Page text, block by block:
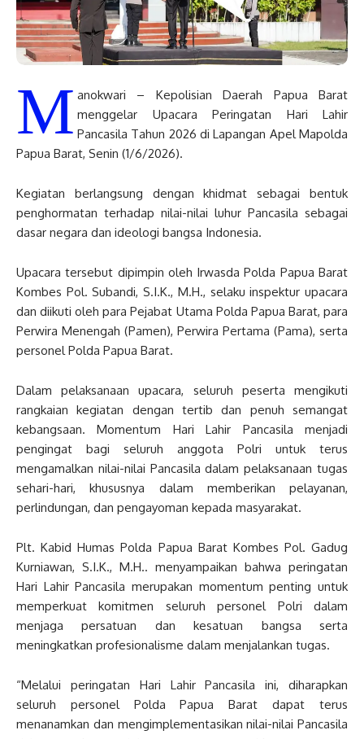
M anokwari – Kepolisian Daerah Papua Barat
menggelar Upacara Peringatan Hari Lahir
Pancasila Tahun 2026 di Lapangan Apel Mapolda
Papua Barat, Senin (1/6/2026).
Kegiatan berlangsung dengan khidmat sebagai bentuk
penghormatan terhadap nilai-nilai luhur Pancasila sebagai
dasar negara dan ideologi bangsa Indonesia.
Upacara tersebut dipimpin oleh Irwasda Polda Papua Barat
Kombes Pol. Subandi, S.I.K., M.H., selaku inspektur upacara
dan diikuti oleh para Pejabat Utama Polda Papua Barat, para
Perwira Menengah (Pamen), Perwira Pertama (Pama), serta
personel Polda Papua Barat.
Dalam pelaksanaan upacara, seluruh peserta mengikuti
rangkaian kegiatan dengan tertib dan penuh semangat
kebangsaan. Momentum Hari Lahir Pancasila menjadi
pengingat bagi seluruh anggota Polri untuk terus
mengamalkan nilai-nilai Pancasila dalam pelaksanaan tugas
sehari-hari, khususnya dalam memberikan pelayanan,
perlindungan, dan pengayoman kepada masyarakat.
Plt. Kabid Humas Polda Papua Barat Kombes Pol. Gadug
Kurniawan, S.I.K., M.H.. menyampaikan bahwa peringatan
Hari Lahir Pancasila merupakan momentum penting untuk
memperkuat komitmen seluruh personel Polri dalam
menjaga persatuan dan kesatuan bangsa serta
meningkatkan profesionalisme dalam menjalankan tugas.
“Melalui peringatan Hari Lahir Pancasila ini, diharapkan
seluruh personel Polda Papua Barat dapat terus
menanamkan dan mengimplementasikan nilai-nilai Pancasila